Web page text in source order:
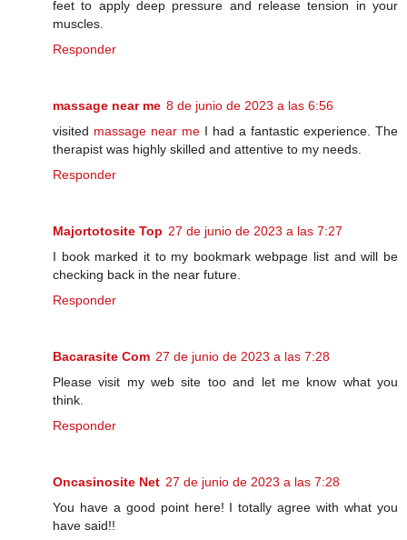
feet to apply deep pressure and release tension in your
muscles.
Responder
massage near me 8 de junio de 2023 a las 6:56
visited massage near me I had a fantastic experience. The
therapist was highly skilled and attentive to my needs.
Responder
Majortotosite Top 27 de junio de 2023 a las 7:27
I book marked it to my bookmark webpage list and will be
checking back in the near future.
Responder
Bacarasite Com 27 de junio de 2023 a las 7:28
Please visit my web site too and let me know what you
think.
Responder
Oncasinosite Net 27 de junio de 2023 a las 7:28
You have a good point here! I totally agree with what you
have said!!